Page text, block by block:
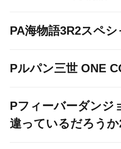
PA海物語3R2スペ
Pルパン三世 ONE
Pフィーバーダンジ
違っているだろう